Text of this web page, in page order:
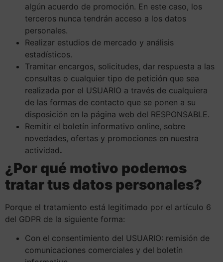
algún acuerdo de promoción. En este caso, los
terceros nunca tendrán acceso a los datos
personales.
Realizar estudios de mercado y análisis
estadísticos.
Tramitar encargos, solicitudes, dar respuesta a las
consultas o cualquier tipo de petición que sea
realizada por el USUARIO a través de cualquiera
de las formas de contacto que se ponen a su
disposición en la página web del RESPONSABLE.
Remitir el boletín informativo online, sobre
novedades, ofertas y promociones en nuestra
actividad.
¿Por qué motivo podemos
tratar tus datos personales?
Porque el tratamiento está legitimado por el artículo 6
del GDPR de la siguiente forma:
Con el consentimiento del USUARIO: remisión de
comunicaciones comerciales y del boletín